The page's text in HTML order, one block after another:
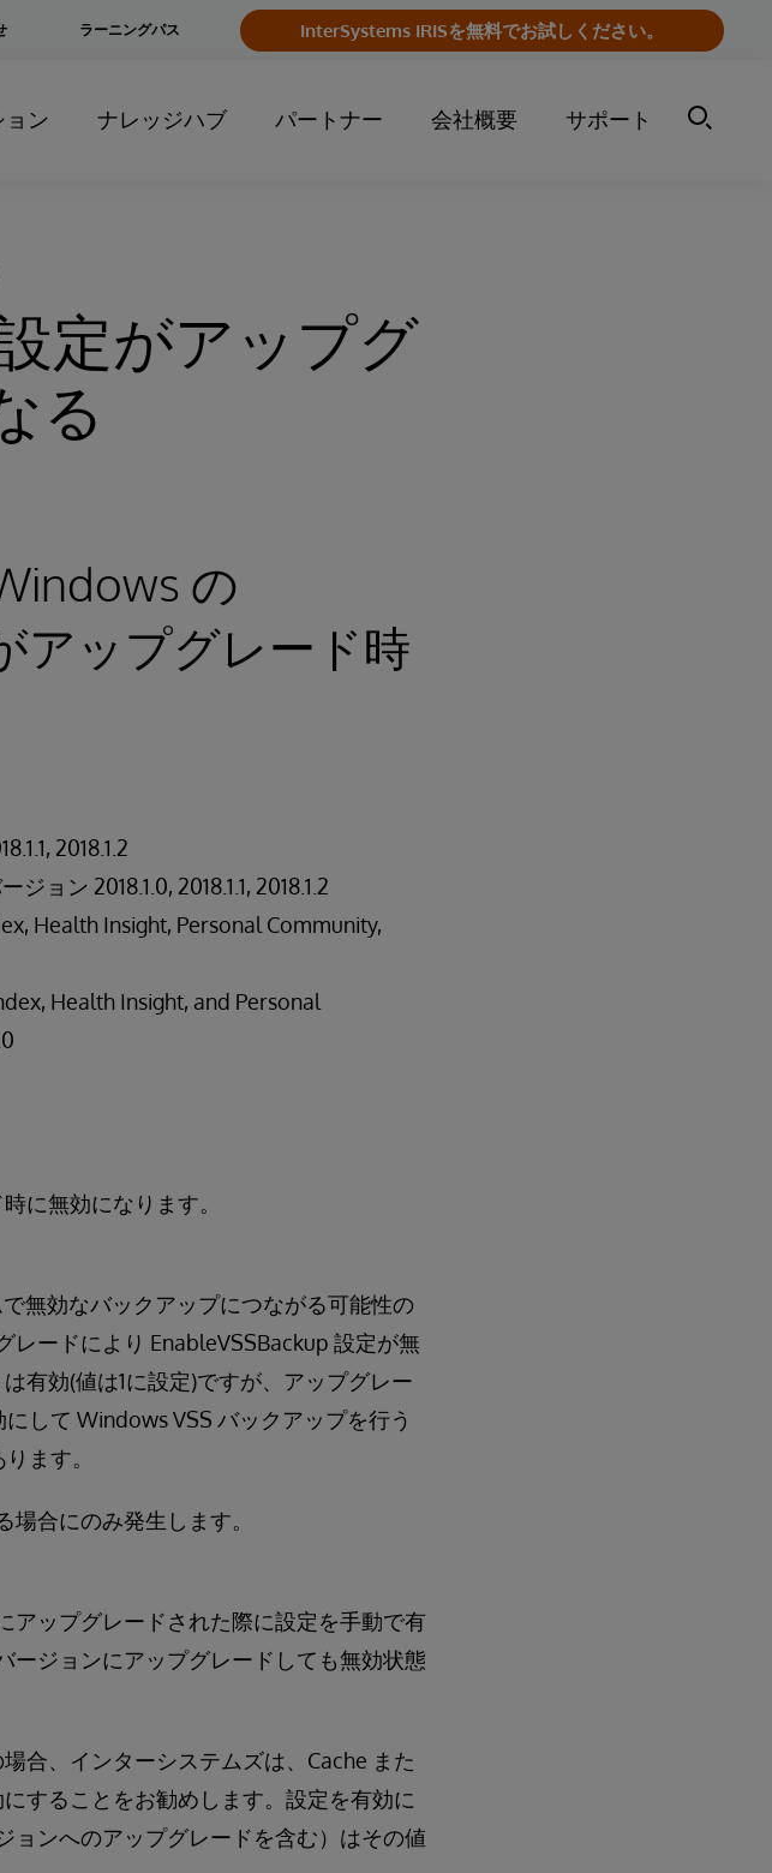
InterSystems IRISを無料でお試しください。
ラーニングパス
ョン ナレッジハブ パートナー 会社概要 サポート
定がアップグ
る
の
アップグレード時
2018.1.2
ョン 2018.1.0, 2018.1.1, 2018.1.2
Health Insight, Personal Community,
Health Insight, and Personal
に無効になります。
無効なバックアップにつながる可能性の
ードにより EnableVSSBackup 設定が無
有効(値は1に設定)ですが、アップグレー
して Windows VSS バックアップを行う
ます。
合にのみ発生します。
アップグレードされた際に設定を手動で有
ージョンにアップグレードしても無効状態
合、インターシステムズは、Cache また
することをお勧めします。設定を有効に
ョンへのアップグレードを含む）はその値